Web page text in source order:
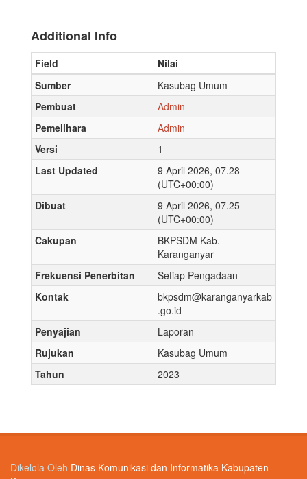
Additional Info
Field
Nilai
Sumber
Kasubag Umum
Pembuat
Admin
Pemelihara
Admin
Versi
1
Last Updated
9 April 2026, 07.28
(UTC+00:00)
Dibuat
9 April 2026, 07.25
(UTC+00:00)
Cakupan
BKPSDM Kab.
Karanganyar
Frekuensi Penerbitan
Setiap Pengadaan
Kontak
bkpsdm@karanganyarkab
.go.id
Penyajian
Laporan
Rujukan
Kasubag Umum
Tahun
2023
Dikelola Oleh Dinas Komunikasi dan Informatika Kabupaten